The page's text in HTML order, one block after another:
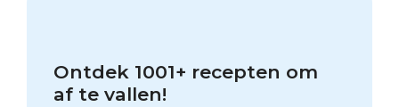
Ontdek 1001+ recepten om
af te vallen!